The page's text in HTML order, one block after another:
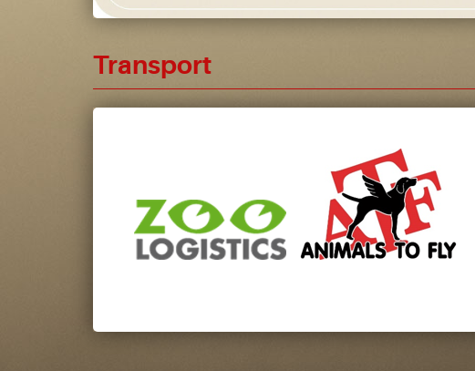
Transport